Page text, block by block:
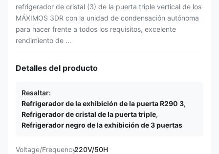
refrigerador de cristal (3) de la puerta triple vertical de los
MÁXIMOS 3DR con la unidad de condensación autónoma
para hacer frente a todos los requisitos, excelente
rendimiento de ...
Detalles del producto
Resaltar:
Refrigerador de la exhibición de la puerta R290 3,
Refrigerador de cristal de la puerta triple,
Refrigerador negro de la exhibición de 3 puertas
Voltage/Frequency:220V/50H